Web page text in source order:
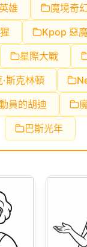
雄
魔境奇
Kpop 惡
星際大戰
·斯克林頓
員的胡迪
巴斯光年